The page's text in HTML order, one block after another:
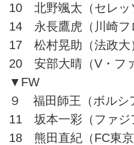
10 北野颯太（セレッ
14 永長鷹虎（川崎フ
17 松村晃助（法政大
20 安部大晴（V・フ
▼FW
９ 福田師王（ボルシ
11 坂本一彩（ファジ
18 熊田直紀（FC東京